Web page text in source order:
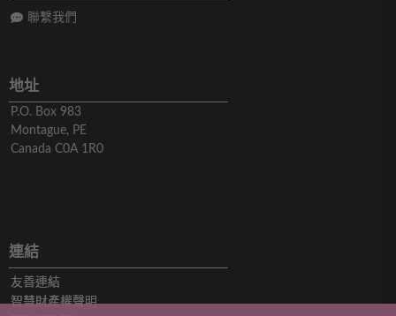
聯繫我們
地址
P.O. Box 983
Montague, PE
Canada C0A 1R0
連結
友善連結
智慧財產權聲明